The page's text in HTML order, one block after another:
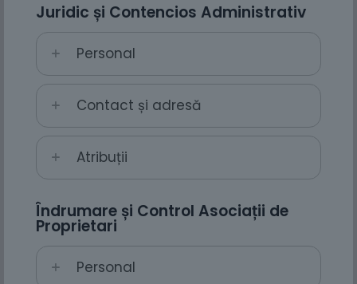
Juridic și Contencios Administrativ
Personal
Contact și adresă
Atribuții
Îndrumare și Control Asociații de
Proprietari
Personal